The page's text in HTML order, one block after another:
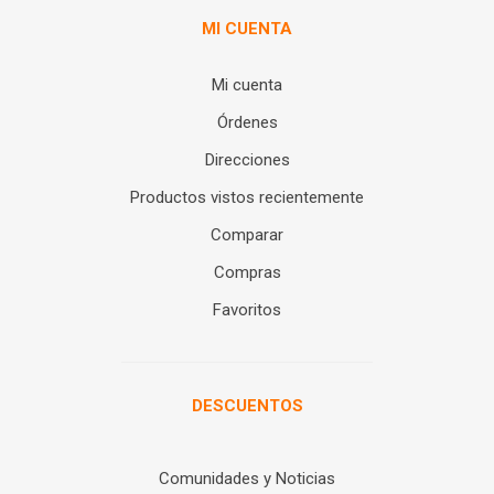
MI CUENTA
Mi cuenta
Órdenes
Direcciones
Productos vistos recientemente
Comparar
Compras
Favoritos
DESCUENTOS
Comunidades y Noticias